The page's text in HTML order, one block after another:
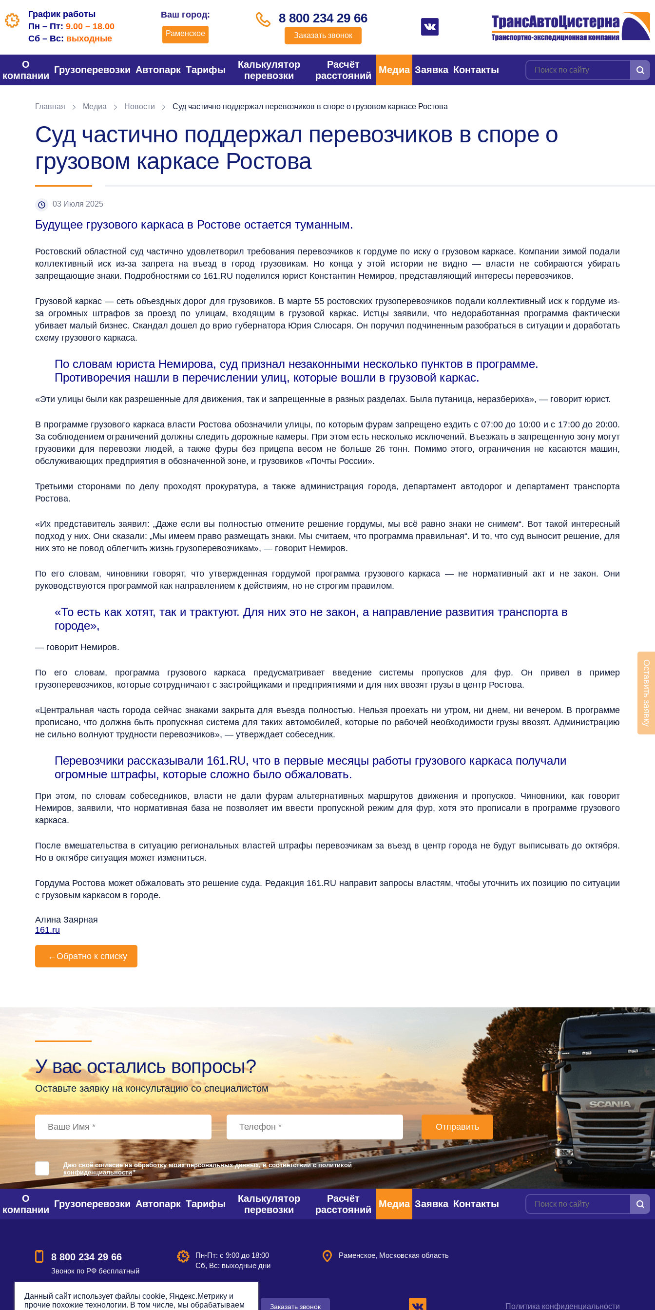
График работы
Пн – Пт: 9.00 – 18.00
Сб – Вс: выходные
Ваш город:
Раменское
8 800 234 29 66
Заказать звонок
О
компании
Грузоперевозки Автопарк Тарифы
Калькулятор
перевозки
Расчёт
расстояний
Медиа Заявка Контакты
Главная Медиа Новости Суд частично поддержал перевозчиков в споре о грузовом каркасе Ростова
Суд частично поддержал перевозчиков в споре о
грузовом каркасе Ростова
03 Июля 2025
Будущее грузового каркаса в Ростове остается туманным.
Ростовский областной суд частично удовлетворил требования перевозчиков к гордуме по иску о грузовом каркасе. Компании зимой подали
коллективный иск из-за запрета на въезд в город грузовикам. Но конца у этой истории не видно — власти не собираются убирать
запрещающие знаки. Подробностями со 161.RU поделился юрист Константин Немиров, представляющий интересы перевозчиков.
Грузовой каркас — сеть объездных дорог для грузовиков. В марте 55 ростовских грузоперевозчиков подали коллективный иск к гордуме из-
за огромных штрафов за проезд по улицам, входящим в грузовой каркас. Истцы заявили, что недоработанная программа фактически
убивает малый бизнес. Скандал дошел до врио губернатора Юрия Слюсаря. Он поручил подчиненным разобраться в ситуации и доработать
схему грузового каркаса.
По словам юриста Немирова, суд признал незаконными несколько пунктов в программе.
Противоречия нашли в перечислении улиц, которые вошли в грузовой каркас.
«Эти улицы были как разрешенные для движения, так и запрещенные в разных разделах. Была путаница, неразбериха», — говорит юрист.
В программе грузового каркаса власти Ростова обозначили улицы, по которым фурам запрещено ездить с 07:00 до 10:00 и с 17:00 до 20:00.
За соблюдением ограничений должны следить дорожные камеры. При этом есть несколько исключений. Въезжать в запрещенную зону могут
грузовики для перевозки людей, а также фуры без прицепа весом не больше 26 тонн. Помимо этого, ограничения не касаются машин,
обслуживающих предприятия в обозначенной зоне, и грузовиков «Почты России».
Третьими сторонами по делу проходят прокуратура, а также администрация города, департамент автодорог и департамент транспорта
Ростова.
«Их представитель заявил: „Даже если вы полностью отмените решение гордумы, мы всё равно знаки не снимем“. Вот такой интересный
подход у них. Они сказали: „Мы имеем право размещать знаки. Мы считаем, что программа правильная“. И то, что суд выносит решение, для
них это не повод облегчить жизнь грузоперевозчикам», — говорит Немиров.
По его словам, чиновники говорят, что утвержденная гордумой программа грузового каркаса — не нормативный акт и не закон. Они
руководствуются программой как направлением к действиям, но не строгим правилом.
«То есть как хотят, так и трактуют. Для них это не закон, а направление развития транспорта в
городе»,
— говорит Немиров.
По его словам, программа грузового каркаса предусматривает введение системы пропусков для фур. Он привел в пример
грузоперевозчиков, которые сотрудничают с застройщиками и предприятиями и для них ввозят грузы в центр Ростова.
«Центральная часть города сейчас знаками закрыта для въезда полностью. Нельзя проехать ни утром, ни днем, ни вечером. В программе
прописано, что должна быть пропускная система для таких автомобилей, которые по рабочей необходимости грузы ввозят. Администрацию
не сильно волнуют трудности перевозчиков», — утверждает собеседник.
Перевозчики рассказывали 161.RU, что в первые месяцы работы грузового каркаса получали
огромные штрафы, которые сложно было обжаловать.
При этом, по словам собеседников, власти не дали фурам альтернативных маршрутов движения и пропусков. Чиновники, как говорит
Немиров, заявили, что нормативная база не позволяет им ввести пропускной режим для фур, хотя это прописали в программе грузового
каркаса.
После вмешательства в ситуацию региональных властей штрафы перевозчикам за въезд в центр города не будут выписывать до октября.
Но в октябре ситуация может измениться.
Гордума Ростова может обжаловать это решение суда. Редакция 161.RU направит запросы властям, чтобы уточнить их позицию по ситуации
с грузовым каркасом в городе.
Алина Заярная
161.ru
← Обратно к списку
У вас остались вопросы?
Оставьте заявку на консультацию со специалистом
Даю своё согласие на обработку моих персональных данных, в соответствии сполитикой
конфиденциальности*
О
компании
Грузоперевозки Автопарк Тарифы
Калькулятор
перевозки
Расчёт
расстояний
Медиа Заявка Контакты
8 800 234 29 66
Звонок по РФ бесплатный
Пн-Пт: с 9:00 до 18:00
Сб, Вс: выходные дни
Раменское, Московская область
Смотреть на карте Оставить заявку Заказать звонок Политика конфиденциальности
Оставить заявку
Данный сайт использует файлы cookie, Яндекс.Метрику и
прочие похожие технологии. В том числе, мы обрабатываем